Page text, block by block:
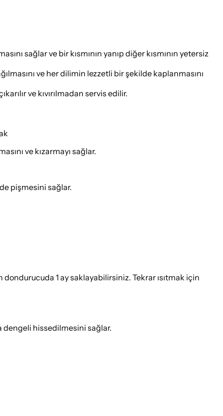
sağlar ve bir kısmının yanıp diğer kısmının yetersiz
ve her dilimin lezzetli bir şekilde kaplanmasını
ve kıvırılmadan servis edilir.
ve kızarmayı sağlar.
pişmesini sağlar.
1 ay saklayabilirsiniz. Tekrar ısıtmak için
dengeli hissedilmesini sağlar.